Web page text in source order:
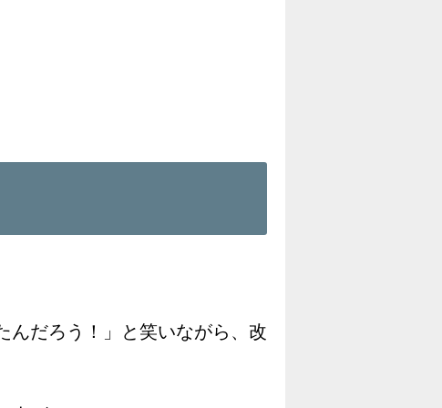
んだろう！」と笑いながら、改